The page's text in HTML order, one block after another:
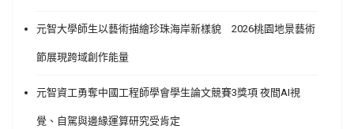
元智大學師生以藝術描繪珍珠海岸新樣貌 2026桃園地景藝術
節展現跨域創作能量
元智資工勇奪中國工程師學會學生論文競賽3獎項 夜間AI視
覺、自駕與邊緣運算研究受肯定